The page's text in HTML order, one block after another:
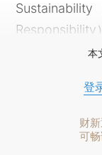
Responsibility
本
登
财
可